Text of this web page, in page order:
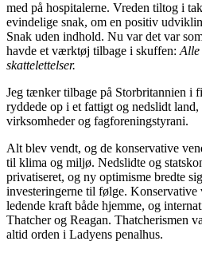
med på hospitalerne. Vreden tiltog i
evindelige snak, om en positiv
Snak uden indhold. Nu var det var
havde et værktøj tilbage i skuffen: Alle
skattelettelser.
Jeg tænker tilbage på Storbritannien i
ryddede op i et fattigt og nedslidt
virksomheder og fagforeningstyrani.
Alt blev vendt, og de konservative
til klima og miljø. Nedslidte og
privatiseret, og ny optimisme bredte
investeringerne til følge. Konservative
ledende kraft både hjemme, og
Thatcher og Reagan. Thatcherismen
altid orden i Ladyens penalhus.